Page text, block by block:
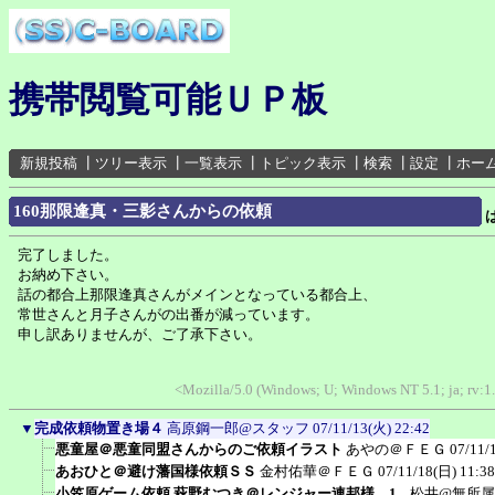
携帯閲覧可能ＵＰ板
新規投稿 ツリー表示 一覧表示 トピック表示 検索 設定 ホー
160那限逢真・三影さんからの依頼
完了しました。
お納め下さい。
話の都合上那限逢真さんがメインとなっている都合上、
常世さんと月子さんがの出番が減っています。
申し訳ありませんが、ご了承下さい。
<Mozilla/5.0 (Windows; U; Windows NT 5.1; ja;
▼ 完成依頼物置き場４ 高原鋼一郎@スタッフ 07/11/13(火) 22:42
悪童屋＠悪童同盟さんからのご依頼イラスト あやの＠ＦＥＧ 07/11/
あおひと＠避け藩国様依頼ＳＳ 金村佑華＠ＦＥＧ 07/11/18(日) 11:38